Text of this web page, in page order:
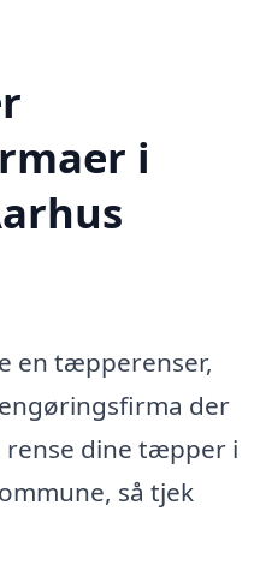
i
en tæpperenser,
der
dine tæpper i
så tjek